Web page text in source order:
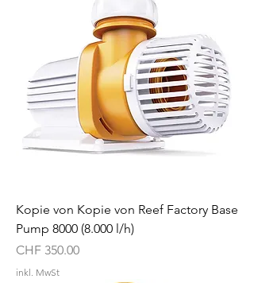
Kopie von Kopie von Reef Factory Base
Pump 8000 (8.000 l/h)
Preis
CHF 350.00
inkl. MwSt